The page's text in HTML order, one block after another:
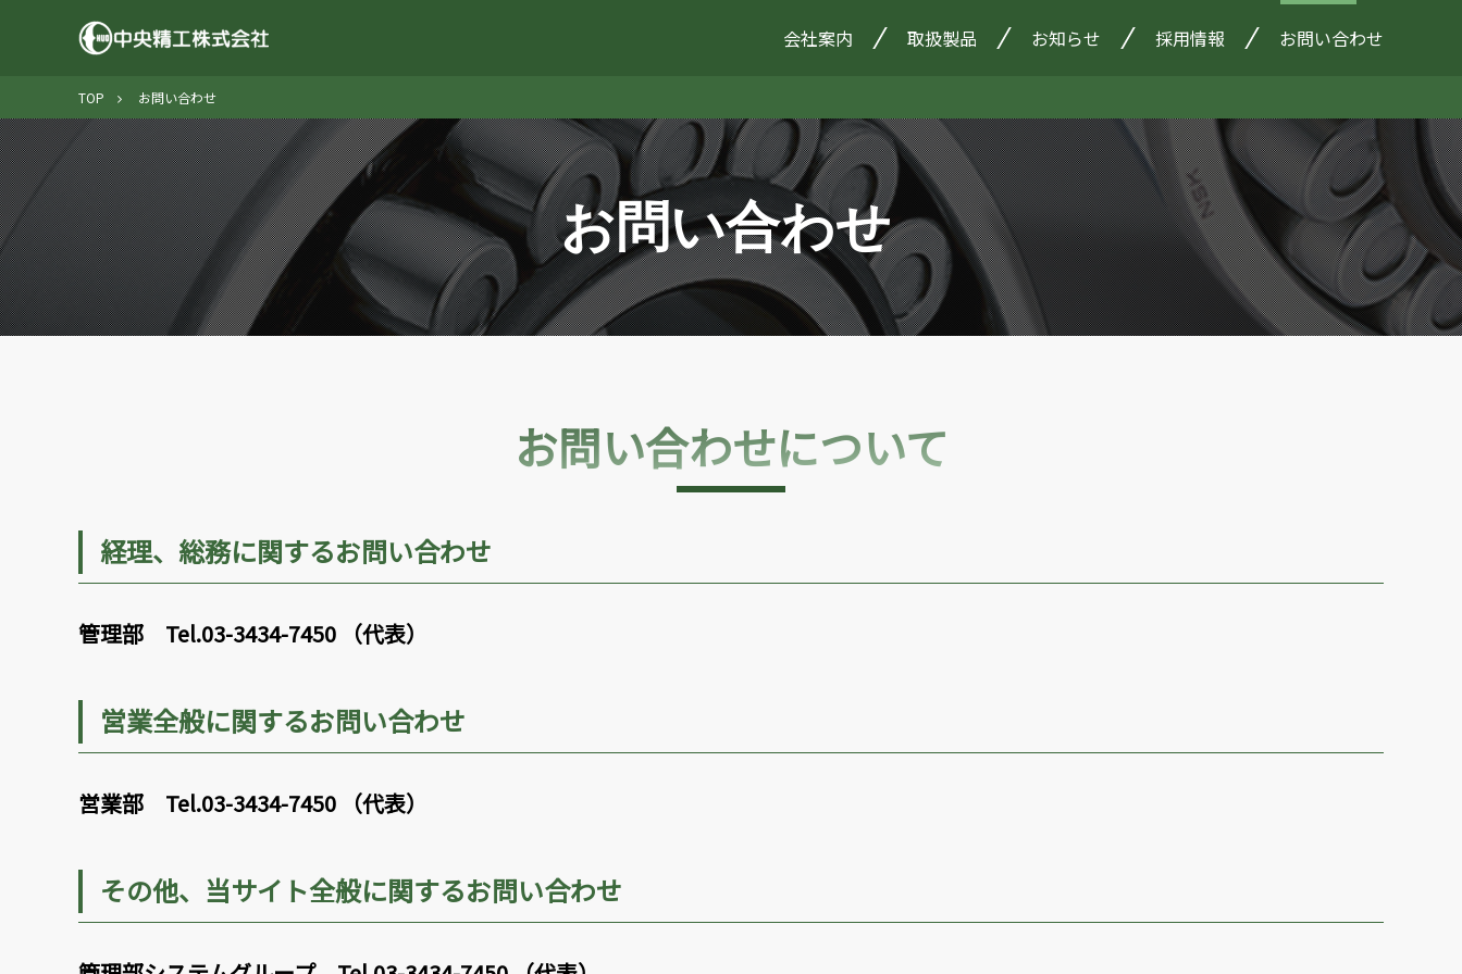
会社案内 取扱製品 お知らせ 採用情報 お問い合わせ
TOP お問い合わせ
お問い合わせ
お問い合わせについて
経理、総務に関するお問い合わせ
管理部 Tel.03-3434-7450 （代表）
営業全般に関するお問い合わせ
営業部 Tel.03-3434-7450 （代表）
その他、当サイト全般に関するお問い合わせ